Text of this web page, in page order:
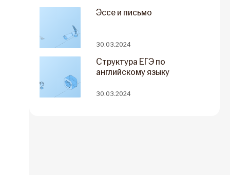
Эссе и письмо
30.03.2024
Структура ЕГЭ по
английскому языку
30.03.2024